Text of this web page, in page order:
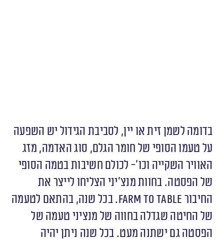
בדומה לשמן זית או יין, לסביבת הגידול יש השפעה
על טעמו הסופי של חומר הגלם, סוג האדמה, מזג
האוויר השקייה וכו׳- לכולם חשיבות בטמה הסופי
של הפסטה. בחוות מנצ׳יני הצליחו לייצר את
החיבור Farm to table. בכל שנה, בהתאם לטעמה
של החיטה שגדלה בחווה של מנציני טעמה של
הפסטה גם ישתנה מעט. בכל שנה ניתן יהיה